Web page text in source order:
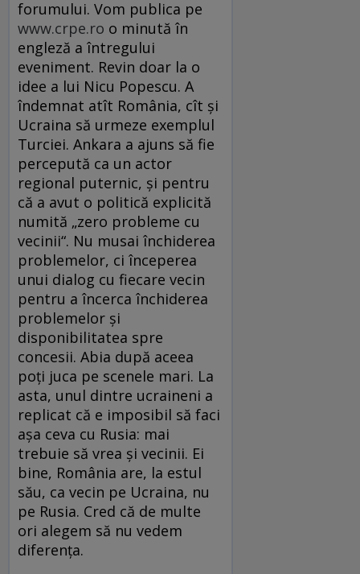
forumului. Vom publica pe
www.crpe.ro o minută în
engleză a întregului
eveniment. Revin doar la o
idee a lui Nicu Popescu. A
îndemnat atît România, cît şi
Ucraina să urmeze exemplul
Turciei. Ankara a ajuns să fie
percepută ca un actor
regional puternic, şi pentru
că a avut o politică explicită
numită „zero probleme cu
vecinii“. Nu musai închiderea
problemelor, ci începerea
unui dialog cu fiecare vecin
pentru a încerca închiderea
problemelor şi
disponibilitatea spre
concesii. Abia după aceea
poţi juca pe scenele mari. La
asta, unul dintre ucraineni a
replicat că e imposibil să faci
aşa ceva cu Rusia: mai
trebuie să vrea şi vecinii. Ei
bine, România are, la estul
său, ca vecin pe Ucraina, nu
pe Rusia. Cred că de multe
ori alegem să nu vedem
diferenţa.